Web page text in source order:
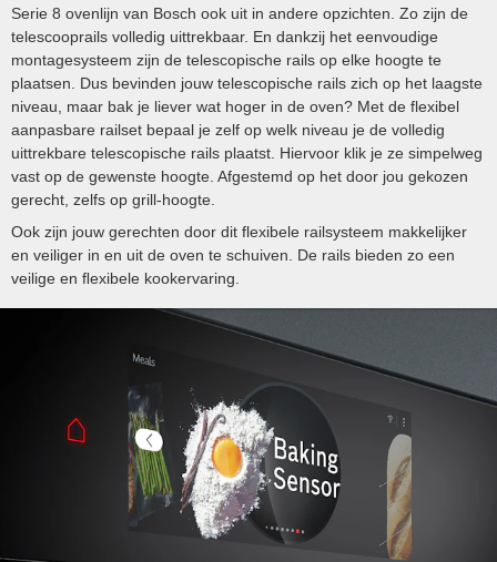
Serie 8 ovenlijn van Bosch ook uit in andere opzichten. Zo zijn de
telescooprails volledig uittrekbaar. En dankzij het eenvoudige
montagesysteem zijn de telescopische rails op elke hoogte te
plaatsen. Dus bevinden jouw telescopische rails zich op het laagste
niveau, maar bak je liever wat hoger in de oven? Met de flexibel
aanpasbare railset bepaal je zelf op welk niveau je de volledig
uittrekbare telescopische rails plaatst. Hiervoor klik je ze simpelweg
vast op de gewenste hoogte. Afgestemd op het door jou gekozen
gerecht, zelfs op grill-hoogte.
Ook zijn jouw gerechten door dit flexibele railsysteem makkelijker
en veiliger in en uit de oven te schuiven. De rails bieden zo een
veilige en ﬂexibele kookervaring.